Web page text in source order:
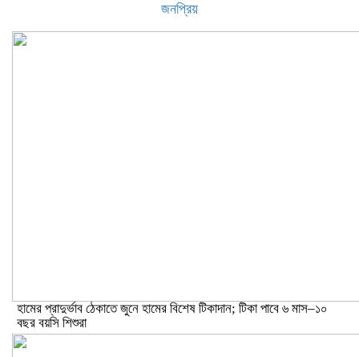
জনপ্রিয়
হামের প্রাদুর্ভাব ঠেকাতে জুনে হামের বিশেষ টিকাদান; টিকা পাবে ৬ মাস–১০
বছর বয়সি শিশুরা